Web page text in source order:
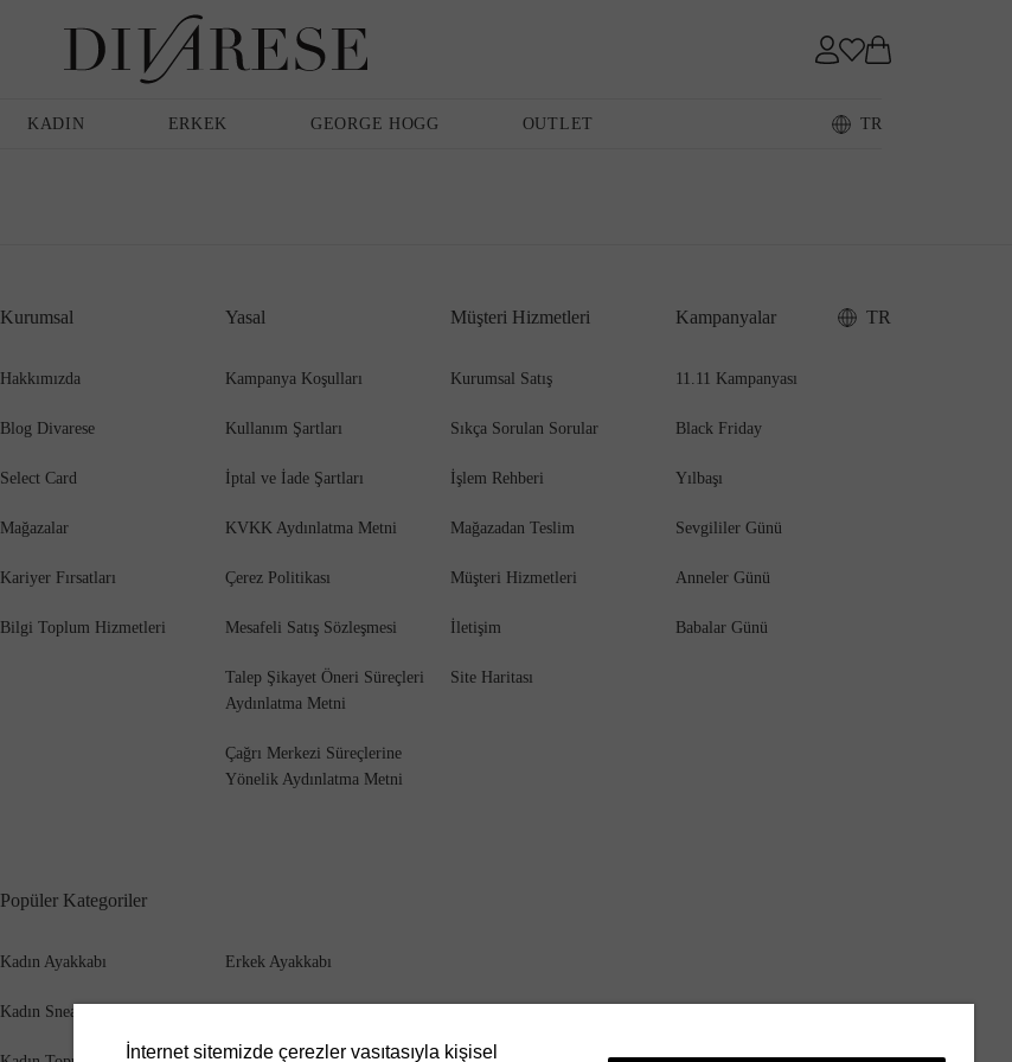
KADIN
Babet Espadril
ERKEK
Terlik Espadril
GEORGE HOGG OUTLET TR
Kurumsal
Hakkımızda
Blog Divarese
Select Card
Mağazalar
Kariyer Fırsatları
Bilgi Toplum Hizmetleri
Yasal
Kampanya Koşulları
Kullanım Şartları
İptal ve İade Şartları
KVKK Aydınlatma Metni
Çerez Politikası
Mesafeli Satış Sözleşmesi
Talep Şikayet Öneri Süreçleri
Aydınlatma Metni
Çağrı Merkezi Süreçlerine
Yönelik Aydınlatma Metni
Müşteri Hizmetleri
Kurumsal Satış
Sıkça Sorulan Sorular
İşlem Rehberi
Mağazadan Teslim
Müşteri Hizmetleri
İletişim
Site Haritası
Kampanyalar
11.11 Kampanyası
Black Friday
Yılbaşı
Sevgililer Günü
Anneler Günü
Babalar Günü
Popüler Kategoriler
Kadın Ayakkabı
Kadın Sneaker
Erkek Ayakkabı
TR
İnternet sitemizde çerezler vasıtasıyla kişisel